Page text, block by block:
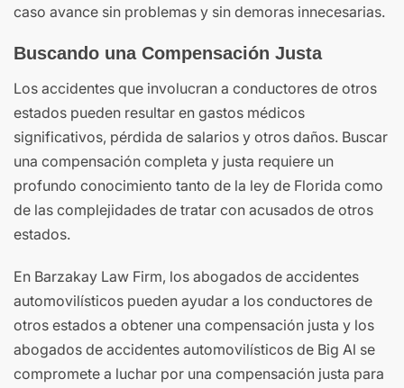
caso avance sin problemas y sin demoras innecesarias.
Buscando una Compensación Justa
Los accidentes que involucran a conductores de otros
estados pueden resultar en gastos médicos
significativos, pérdida de salarios y otros daños. Buscar
una compensación completa y justa requiere un
profundo conocimiento tanto de la ley de Florida como
de las complejidades de tratar con acusados ​​de otros
estados.
En Barzakay Law Firm, los abogados de accidentes
automovilísticos pueden ayudar a los conductores de
otros estados a obtener una compensación justa y los
abogados de accidentes automovilísticos de Big Al se
compromete a luchar por una compensación justa para